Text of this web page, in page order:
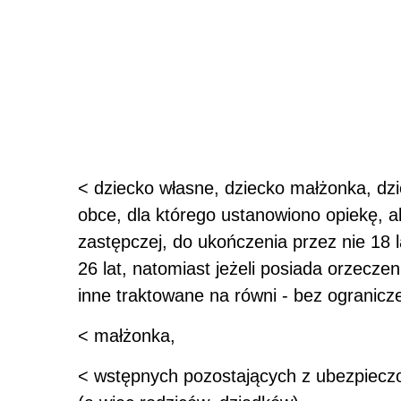
< dziecko własne, dziecko małżonka,
obce, dla którego ustanowiono opiekę,
zastępczej, do ukończenia przez nie 18
26 lat, natomiast jeżeli posiada
inne traktowane na równi - bez
< małżonka,
< wstępnych pozostających z